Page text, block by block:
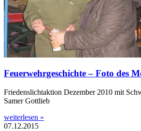
Feuerwehrgeschichte – Foto des
Friedenslichtaktion Dezember 2010 mit
Samer Gottlieb
weiterlesen »
07.12.2015